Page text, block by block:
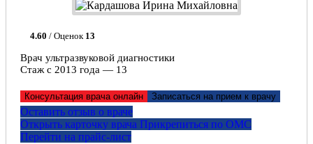
4.60 / Оценок 13
Врач ультразвуковой диагностики
Стаж с 2013 года — 13
Консультация врача онлайн Записаться на прием к врачу
Оставить отзыв о враче
Открыть карточку врача Прикрепитьcя по ОМС
Перейти на прайс-лист